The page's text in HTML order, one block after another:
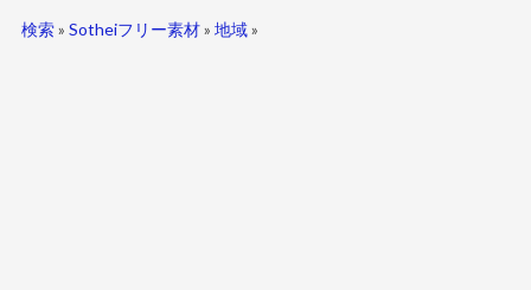
検索» Sotheiフリー素材» 地域»